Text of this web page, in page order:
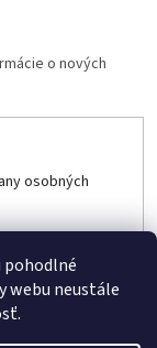
pohodlné
webu neustále
o nových
osobných